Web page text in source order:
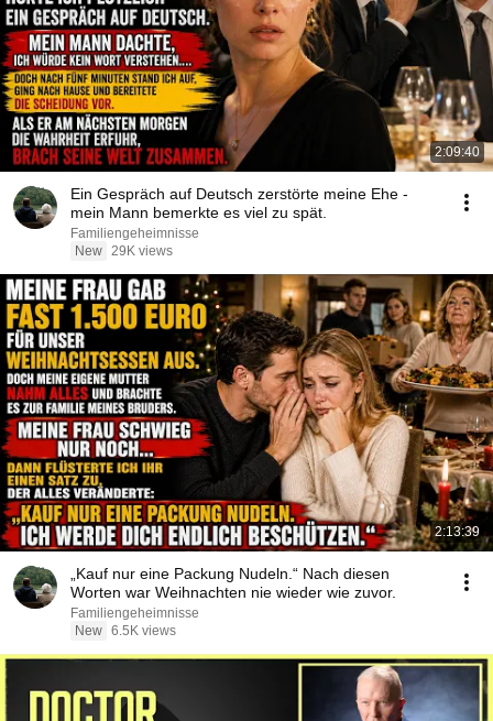
2:09:40
Ein Gespräch auf Deutsch zerstörte meine Ehe -
mein Mann bemerkte es viel zu spät.
Familiengeheimnisse
New 29K views
2:13:39
„Kauf nur eine Packung Nudeln.“ Nach diesen
Worten war Weihnachten nie wieder wie zuvor.
Familiengeheimnisse
New 6.5K views